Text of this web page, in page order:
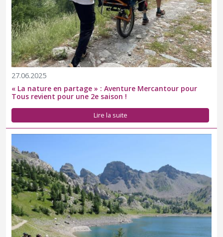
27.06.2025
« La nature en partage » : Aventure Mercantour pour
Tous revient pour une 2e saison !
Lire la suite